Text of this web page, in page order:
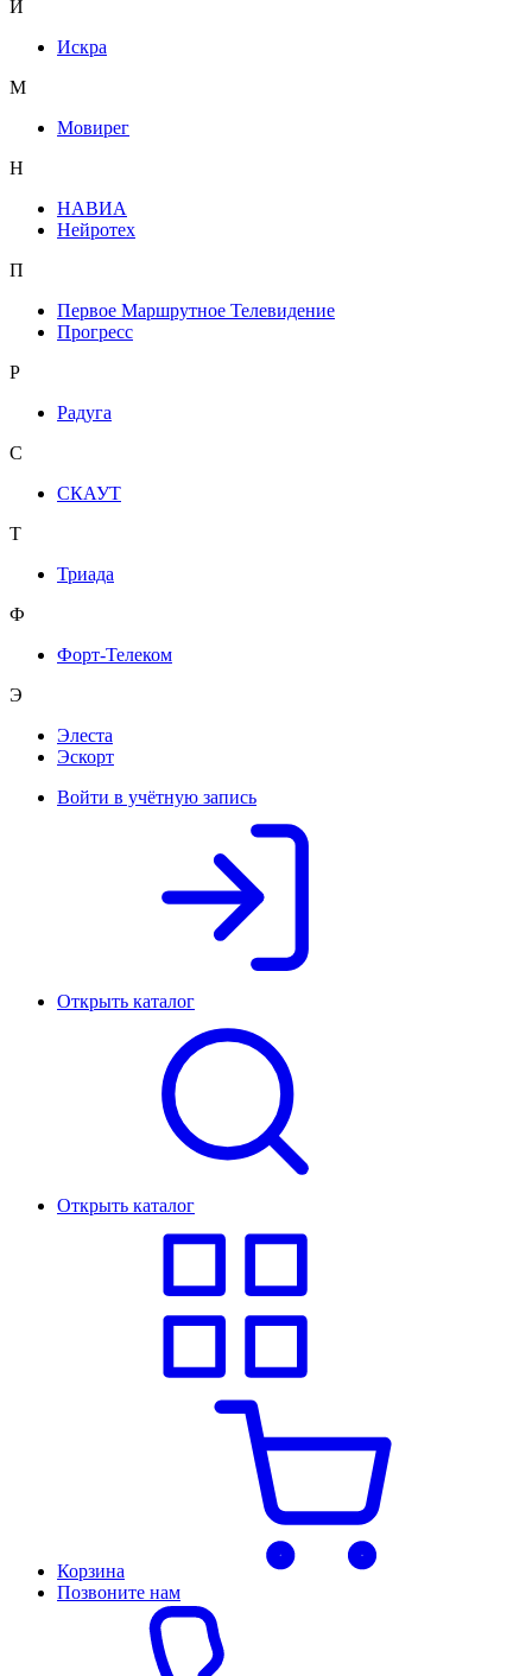
И
Искра
М
Мовирег
Н
НАВИА
Нейротех
П
Первое Маршрутное Телевидение
Прогресс
Р
Радуга
С
СКАУТ
Т
Триада
Ф
Форт-Телеком
Э
Элеста
Эскорт
Войти в учётную запись
Открыть каталог
Открыть каталог
Корзина
Позвоните нам